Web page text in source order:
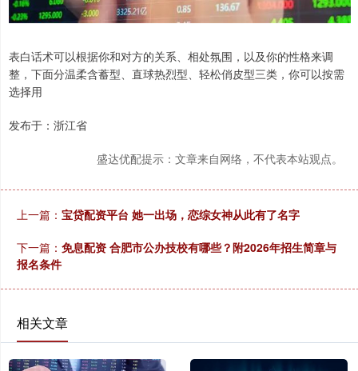
表白话术可以根据你和对方的关系、相处氛围，以及你的性格来调
整，下面分温柔含蓄型、直球热烈型、轻松俏皮型三类，你可以按需
选择用
发布于：浙江省
盛达优配提示：文章来自网络，不代表本站观点。
上一篇： 宝贷配资平台 她一出场，恋综女神从此有了名字
下一篇： 免息配资 合肥市公办技校有哪些？附2026年招生简章与
报名条件
相关文章